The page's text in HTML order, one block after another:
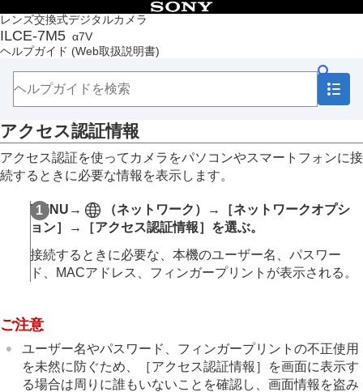
レンズ交換式デジタルカメラ
ILCE-7M5 α7V
ヘルプガイド (Web取扱説明書)
目次
トップページ
ヘルプガイドの使いかた
本体と付属品を確認する
本機の基本操作
準備/基本的な撮影
MENU一覧から機能を探す
撮影機能を活用する
再生する
カメラの設定を変更する
メモリーカードの設定
ファイルの設定
ネットワークの設定
Wi-Fi周波数帯
Wi-Fi情報表示
SSID・PWリセット
アクセス認証情報
アクセス認証を使ってカメラをパソコンやスマートフォンに接
続するときに必要な情報を表示します。
MENU → （ネットワーク ）→
［ネットワークオプシ
ョン］
→ ［アクセス認証情報］ を選ぶ。
接続するときに必要な、本機のユーザー名、パスワー
ド、MACアドレス、フィンガープリントが表示される。
ご注意
ユーザー名やパスワード、フィンガープリントの不正使用
を未然に防ぐため、
［アクセス認証情報］ を画面に表示す
る場合は周りに誰もいないことを確認し、画面情報を盗み